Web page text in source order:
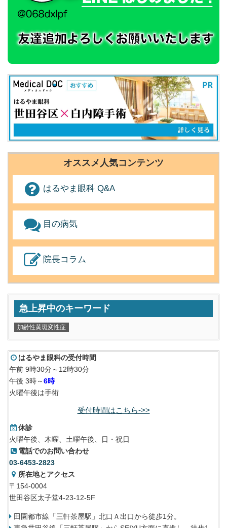
オススメ人気コンテンツ
はるやま眼科 Q&A
目の病気
院長コラム
急上昇中のキーワード
加齢性黄斑変性症
はるやま眼科の受付時間
午前 9時30分～12時30分
午後 3時～6時
火曜午後は手術
受付時間はこちら->>
休診
火曜午後、木曜、土曜午後、日・祝日
電話でのお問い合わせ
03-6453-2823
所在地とアクセス
〒154-0004
世田谷区太子堂4-23-12-5F
田園都市線「三軒茶屋駅」北口Ａ出口から徒歩1分。